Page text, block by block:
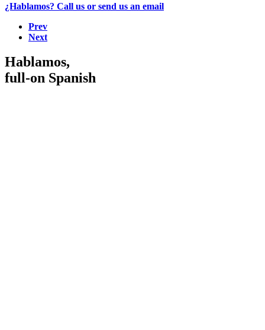
¿Hablamos? Call us or send us an email
Prev
Next
Hablamos,
full-on Spanish